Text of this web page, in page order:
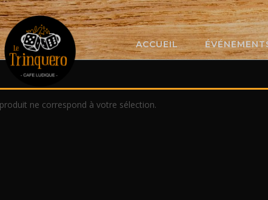
ACCUEIL
ne correspond à votre sélection.